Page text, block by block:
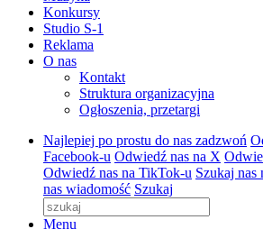
Konkursy
Studio S-1
Reklama
O nas
Kontakt
Struktura organizacyjna
Ogłoszenia, przetargi
Najlepiej po prostu do nas zadzwoń
Facebook-u Odwiedź nas na X
Odwiedź nas na TikTok-u Szukaj nas
nas wiadomość Szukaj
Menu